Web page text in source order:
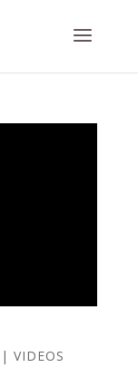
| VIDEOS